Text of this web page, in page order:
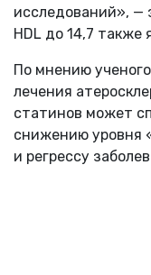
исследований», —
HDL до 14,7 также
По мнению
лечения
статинов может
снижению уровня
и регрессу